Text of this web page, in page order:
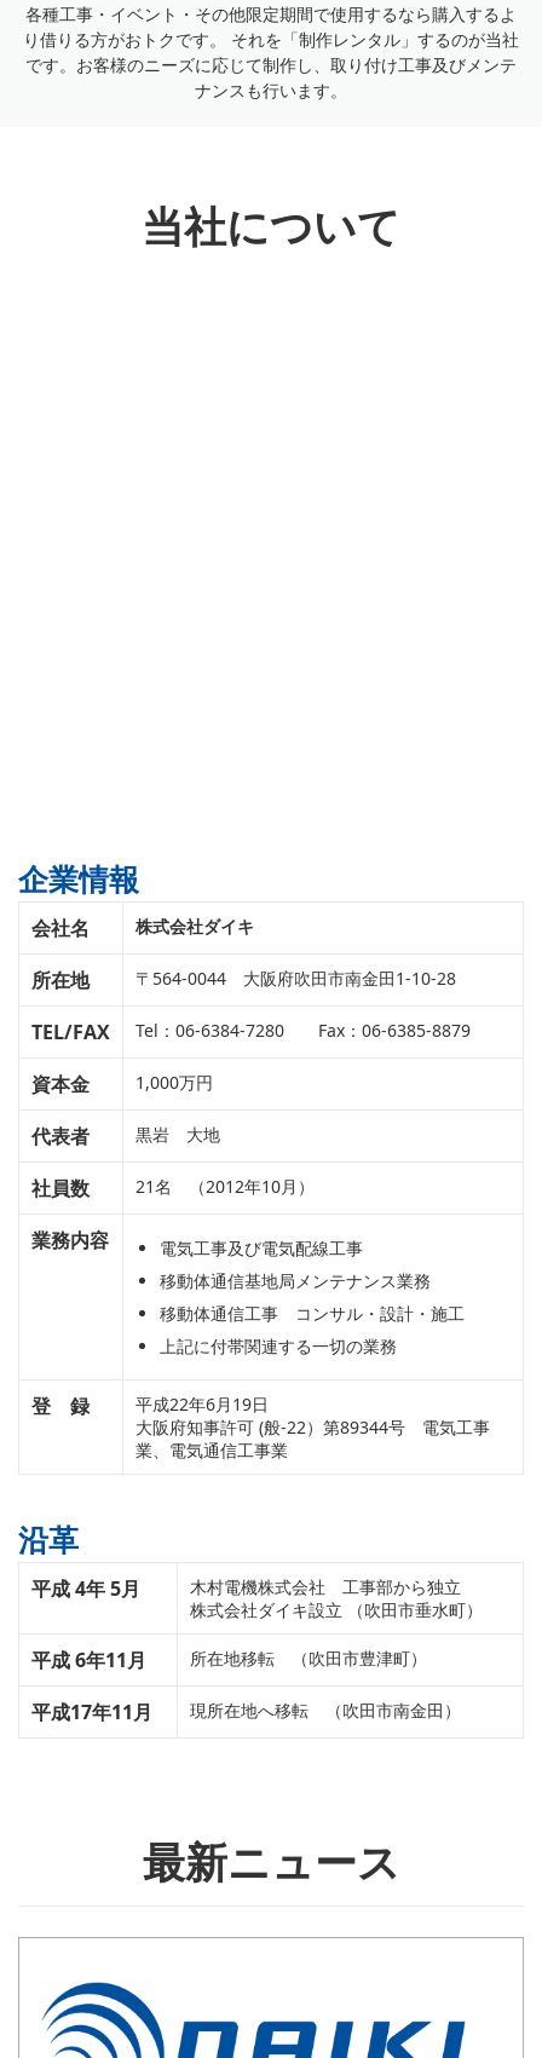
各種工事・イベント・その他限定期間で使用するなら購入するよ
り借りる方がおトクです。 それを「制作レンタル」するのが当社
です。お客様のニーズに応じて制作し、取り付け工事及びメンテ
ナンスも行います。
当社について
企業情報
会社名 株式会社ダイキ
所在地 〒564-0044 大阪府吹田市南金田1-10-28
TEL/FAX Tel：06-6384-7280 Fax：06-6385-8879
資本金 1,000万円
代表者 黒岩 大地
社員数 21名 （2012年10月）
業務内容
電気工事及び電気配線工事
移動体通信基地局メンテナンス業務
移動体通信工事 コンサル・設計・施工
上記に付帯関連する一切の業務
登 録
平成22年6月19日
大阪府知事許可 (般-22）第89344号 電気工事
業、電気通信工事業
沿革
平成 4年 5月
木村電機株式会社 工事部から独立
株式会社ダイキ設立 （吹田市垂水町）
平成 6年11月 所在地移転 （吹田市豊津町）
平成17年11月 現所在地へ移転 （吹田市南金田）
最新ニュース